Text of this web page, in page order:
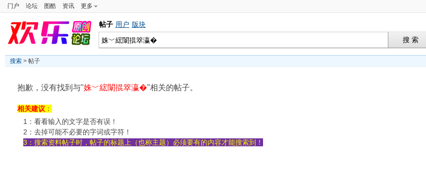
门户 论坛 图酷 资讯 更多
帖子 用户 版块
搜 索
搜索 > 帖子
抱歉，没有找到与"姝﹀綋闈掍箤瀛�"相关的帖子。
相关建议 ：
1：看看输入的文字是否有误！
2：去掉可能不必要的字词或字符！
3：搜索资料帖子时，帖子的标题上（也称主题）必须要有的内容才能搜索到！